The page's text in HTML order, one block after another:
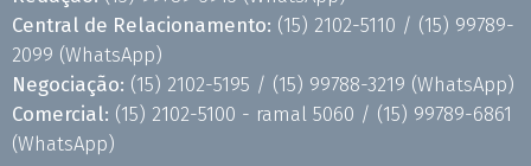
Central de Relacionamento: (15) 2102-5110 / (15) 99789-
2099 (WhatsApp)
Negociação: (15) 2102-5195 / (15) 99788-3219 (WhatsApp)
Comercial: (15) 2102-5100 - ramal 5060 / (15) 99789-6861
(WhatsApp)